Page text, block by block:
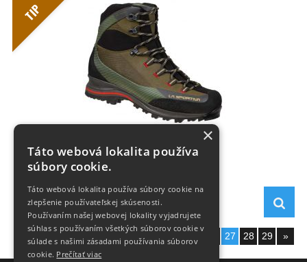
TIP
Trango Trk Leather GTX
245,- €
269,50 €
Zobraziť stranu: « ... 27 28 29 »
×
Táto webová lokalita používa
súbory cookie.
Táto webová lokalita používa súbory cookie na
zlepšenie používateľskej skúsenosti.
Používaním našej webovej lokality vyjadrujete
súhlas s používaním všetkých súborov cookie v
súlade s našimi zásadami používania súborov
cookie. Prečítať viac